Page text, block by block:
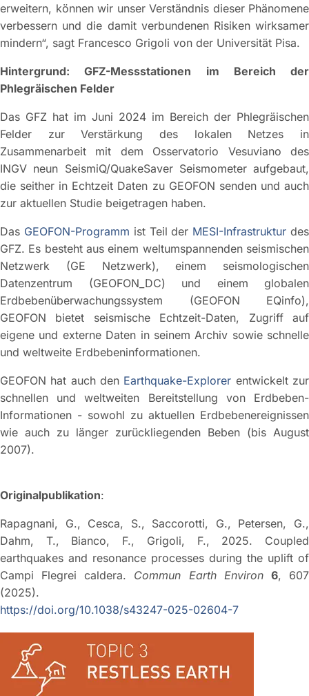
erweitern, können wir unser Verständnis dieser Phänomene
verbessern und die damit verbundenen Risiken wirksamer
mindern“, sagt Francesco Grigoli von der Universität Pisa.
Hintergrund: GFZ-Messstationen im Bereich der
Phlegräischen Felder
Das GFZ hat im Juni 2024 im Bereich der Phlegräischen
Felder zur Verstärkung des lokalen Netzes in
Zusammenarbeit mit dem Osservatorio Vesuviano des
INGV neun SeismiQ/QuakeSaver Seismometer aufgebaut,
die seither in Echtzeit Daten zu GEOFON senden und auch
zur aktuellen Studie beigetragen haben.
Das GEOFON-Programm ist Teil der MESI-Infrastruktur des
GFZ. Es besteht aus einem weltumspannenden seismischen
Netzwerk (GE Netzwerk), einem seismologischen
Datenzentrum (GEOFON_DC) und einem globalen
Erdbebenüberwachungssystem (GEOFON EQinfo),
GEOFON bietet seismische Echtzeit-Daten, Zugriff auf
eigene und externe Daten in seinem Archiv sowie schnelle
und weltweite Erdbebeninformationen.
GEOFON hat auch den Earthquake-Explorer entwickelt zur
schnellen und weltweiten Bereitstellung von Erdbeben-
Informationen - sowohl zu aktuellen Erdbebenereignissen
wie auch zu länger zurückliegenden Beben (bis August
2007).
Originalpublikation:
Rapagnani, G., Cesca, S., Saccorotti, G., Petersen, G.,
Dahm, T., Bianco, F., Grigoli, F., 2025. Coupled
earthquakes and resonance processes during the uplift of
Campi Flegrei caldera. Commun Earth Environ 6, 607
(2025).
https://doi.org/10.1038/s43247-025-02604-7